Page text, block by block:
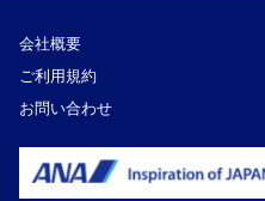
会社概要
ご利用規約
お問い合わせ